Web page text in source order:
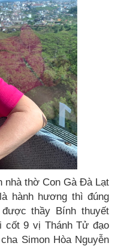
nhà thờ Con Gà Đà Lạt
hành hương thì đúng
thầy Bính thuyết
cốt 9 vị Thánh Tử đạo
Simon Hòa Nguyễn